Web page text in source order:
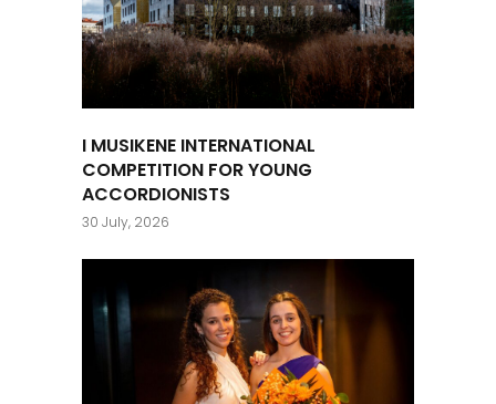
I MUSIKENE INTERNATIONAL
COMPETITION FOR YOUNG
ACCORDIONISTS
30 July, 2026